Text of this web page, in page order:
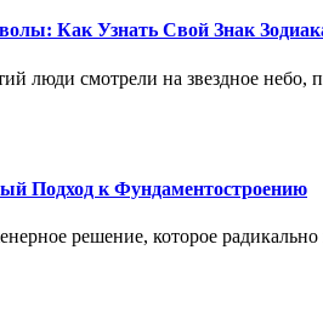
Как Узнать Свой Знак
люди смотрели на звездное небо,
Подход к Фундаментостроению
решение, которое